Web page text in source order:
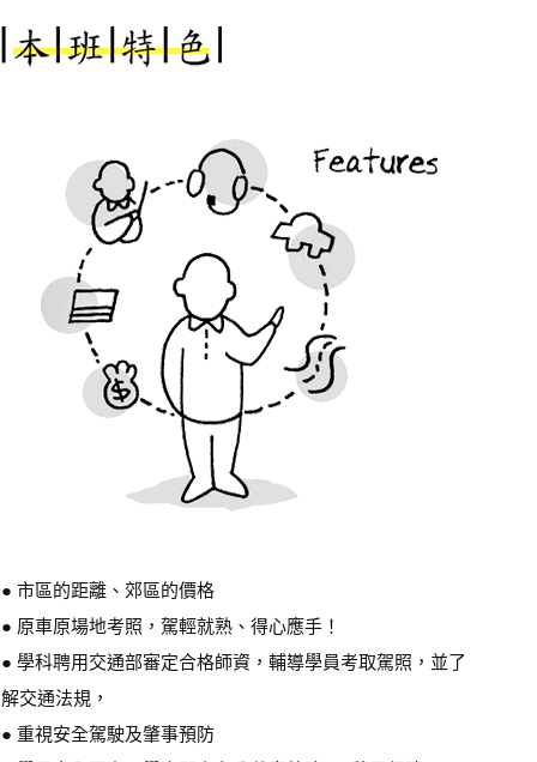
● 市區的距離、郊區的價格
● 原車原場地考照，駕輕就熟、得心應手！
● 學科聘用交通部審定合格師資，輔導學員考取駕照，並了
解交通法規，
● 重視安全駕駛及肇事預防